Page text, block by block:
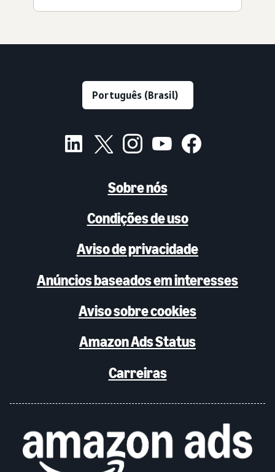
Sobre nós
Condições de uso
Aviso de privacidade
Anúncios baseados em interesses
Aviso sobre cookies
Amazon Ads Status
Carreiras